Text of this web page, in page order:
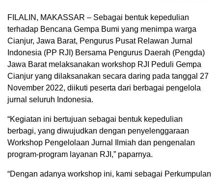
FILALIN, MAKASSAR – Sebagai bentuk kepedulian
terhadap Bencana Gempa Bumi yang menimpa warga
Cianjur, Jawa Barat, Pengurus Pusat Relawan Jurnal
Indonesia (PP RJI) Bersama Pengurus Daerah (Pengda)
Jawa Barat melaksanakan workshop RJI Peduli Gempa
Cianjur yang dilaksanakan secara daring pada tanggal 27
November 2022, diikuti peserta dari berbagai pengelola
jurnal seluruh Indonesia.
“Kegiatan ini bertujuan sebagai bentuk kepedulian
berbagi, yang diwujudkan dengan penyelenggaraan
Workshop Pengelolaan Jurnal Ilmiah dan pengenalan
program-program layanan RJI,” paparnya.
“Dengan adanya workshop ini, kami sebagai Perkumpulan